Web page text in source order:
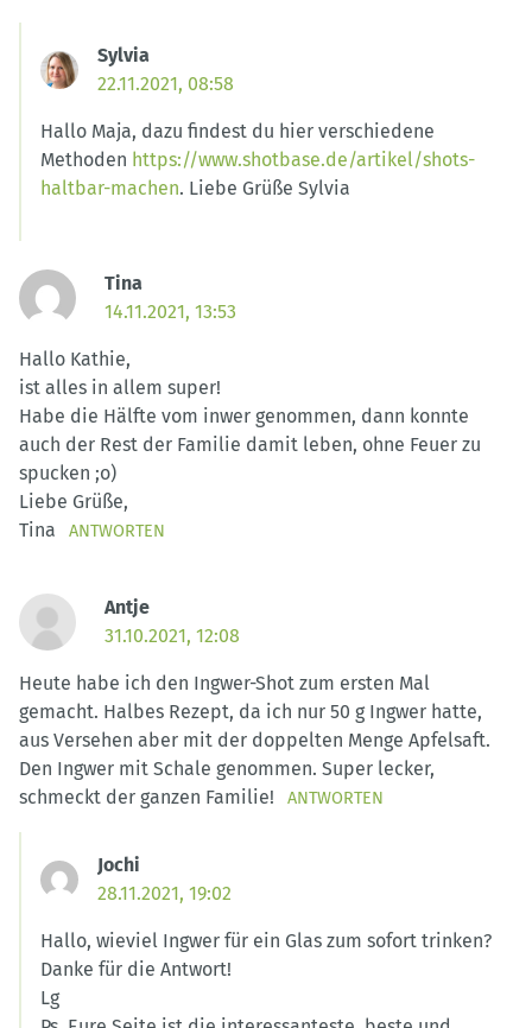
Sylvia
22.11.2021, 08:58
Hallo Maja, dazu findest du hier verschiedene
Methoden https://www.shotbase.de/artikel/shots-
haltbar-machen. Liebe Grüße Sylvia
Tina
14.11.2021, 13:53
Hallo Kathie,
ist alles in allem super!
Habe die Hälfte vom inwer genommen, dann konnte
auch der Rest der Familie damit leben, ohne Feuer zu
spucken ;o)
Liebe Grüße,
Tina
ANTWORTEN
Antje
31.10.2021, 12:08
Heute habe ich den Ingwer-Shot zum ersten Mal
gemacht. Halbes Rezept, da ich nur 50 g Ingwer hatte,
aus Versehen aber mit der doppelten Menge Apfelsaft.
Den Ingwer mit Schale genommen. Super lecker,
schmeckt der ganzen Familie!
ANTWORTEN
Jochi
28.11.2021, 19:02
Hallo, wieviel Ingwer für ein Glas zum sofort trinken?
Danke für die Antwort!
Lg